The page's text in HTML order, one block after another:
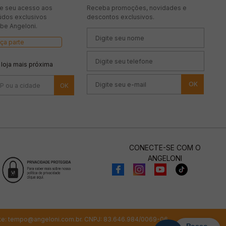
seu acesso aos
exclusivos
Angeloni.
parte
mais próxima
Receba promoções, novidades e
descontos exclusivos.
OK
CONECTE-SE COM O
ANGELONI
tempo@angeloni.com.br. CNPJ: 83.646.984/0069-06